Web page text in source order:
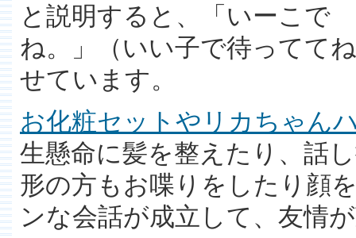
と説明すると、「いーこ
ね。」（いい子で待ってて
せています。
お化粧セットやリカちゃん
生懸命に髪を整えたり、話
形の方もお喋りをしたり顔
ンな会話が成立して、友情